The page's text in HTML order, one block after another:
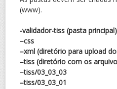
(www).
-validador-tiss (pasta principal)
–css
–xml (diretório para upload
–tiss (diretório com os
–tiss/03_03_03
–tiss/03_03_01